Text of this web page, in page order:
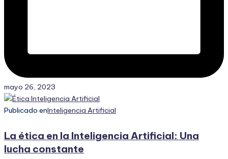
mayo 26, 2023
Publicado enInteligencia Artificial
La ética en la Inteligencia Artificial: Una
lucha constante